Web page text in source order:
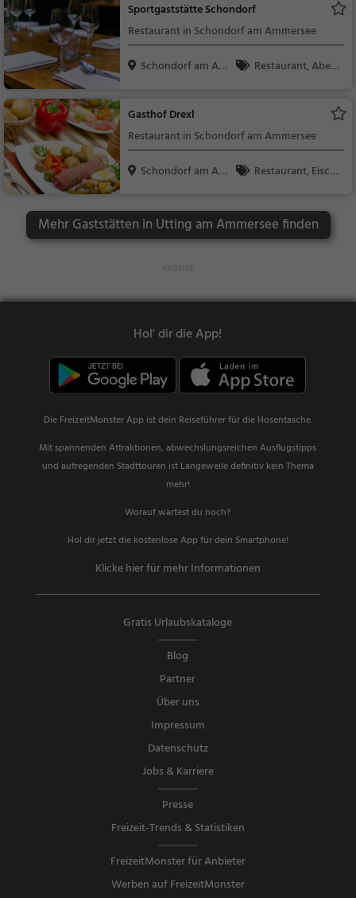
Sportgaststätte Schondorf
Restaurant in Schondorf am Ammersee
Schondorf am Am
Restaurant, Aben
Gasthof Drexl
Restaurant in Schondorf am Ammersee
Schondorf am Am
Restaurant, Eiscaf
en, Mittagessen, Kroa
tisch, Balkanisch, Ost
europäisch, Deutsch,
üchte, Fisch
Mehr Gaststätten in Utting am Ammersee finden
Hol' dir die App!
Die FreizeitMonster App ist dein Reiseführer für die Hosentasche.
Mit spannenden Attraktionen, abwechslungsreichen Ausflugstipps
und aufregenden Stadttouren ist Langeweile definitiv kein Thema
mehr!
Worauf wartest du noch?
Hol dir jetzt die kostenlose App für dein Smartphone!
Klicke hier für mehr Informationen
Gratis Urlaubskataloge
Blog
Partner
Über uns
Impressum
Datenschutz
Jobs & Karriere
Presse
Freizeit-Trends & Statistiken
FreizeitMonster für Anbieter
Werben auf FreizeitMonster